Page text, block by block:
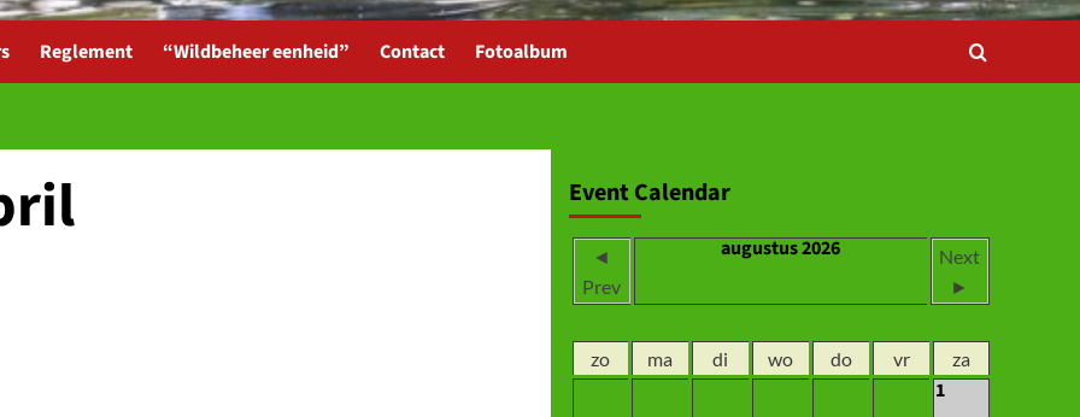
Reglement “Wildbeheer eenheid” Contact Fotoalbum
Event Calendar
◄
Prev
augustus 2026
Next
►
zo ma di wo do vr za
1